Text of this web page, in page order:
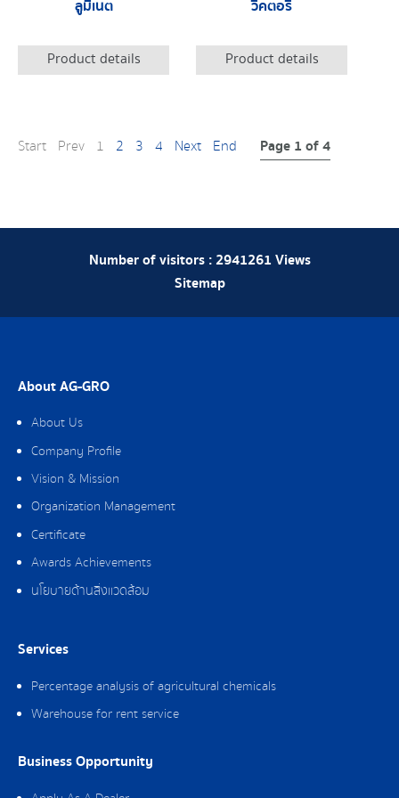
ลูมิเนต
Product details
วิคตอรี่
Product details
Start Prev 1 2 3 4 Next End Page 1 of 4
Number of visitors :2941261 Views
Sitemap
About AG-GRO
About Us
Company Profile
Vision & Mission
Organization Management
Certificate
Awards Achievements
นโยบายด้านสิ่งแวดล้อม
Services
Percentage analysis of agricultural chemicals
Warehouse for rent service
Business Opportunity